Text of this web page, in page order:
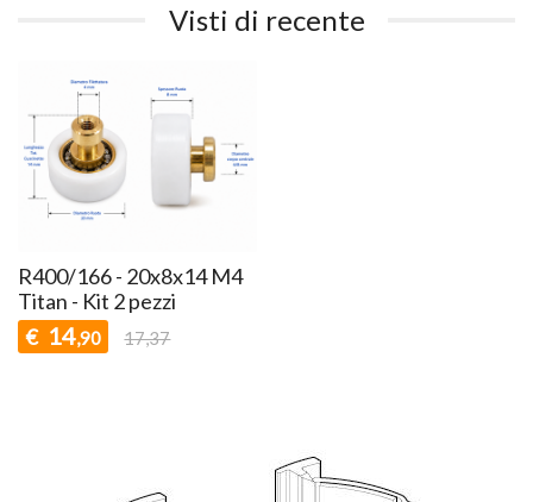
Visti di recente
R400/166 - 20x8x14 M4
Titan - Kit 2 pezzi
€ 14,90 17,37